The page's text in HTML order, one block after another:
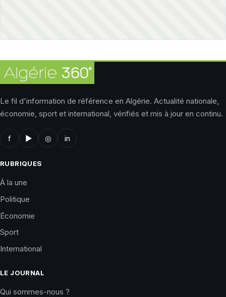
Le fil d'information de référence en Algérie. Actualité nationale,
économie, sport et international, vérifiés et mis à jour en continu.
f ▶ ◎ in
RUBRIQUES
À la une
Politique
Économie
Sport
International
LE JOURNAL
Qui sommes-nous ?